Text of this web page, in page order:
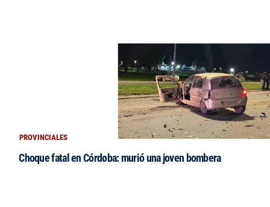
PROVINCIALES
Choque fatal en Córdoba: murió una joven bombera